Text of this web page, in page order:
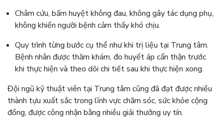
Châm cứu, bấm huyệt không đau, không gây tác dụng phụ,
không khiến người bệnh cảm thấy khó chịu.
Quy trình từng bước cụ thể như khi trị liệu tại Trung tâm.
Bệnh nhân được thăm khám, đo huyết áp cẩn thận trước
khi thực hiện và theo dõi chi tiết sau khi thực hiện xong.
Đội ngũ kỹ thuật viên tại Trung tâm cũng đã đạt được nhiều
thành tựu xuất sắc trong lĩnh vực chăm sóc, sức khỏe cộng
đồng, được công nhận bằng nhiều giải thưởng uy tín.